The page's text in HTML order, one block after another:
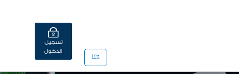
En
تسجيل
الدخول